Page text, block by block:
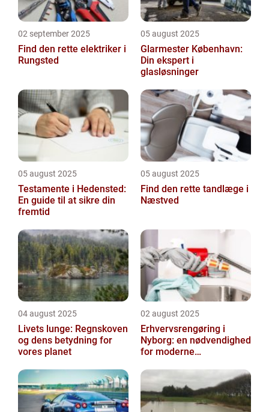
02 september 2025
Find den rette elektriker i
Rungsted
05 august 2025
Glarmester København:
Din ekspert i
glasløsninger
05 august 2025
Testamente i Hedensted:
En guide til at sikre din
fremtid
05 august 2025
Find den rette tandlæge i
Næstved
04 august 2025
Livets lunge: Regnskoven
og dens betydning for
vores planet
02 august 2025
Erhvervsrengøring i
Nyborg: en nødvendighed
for moderne